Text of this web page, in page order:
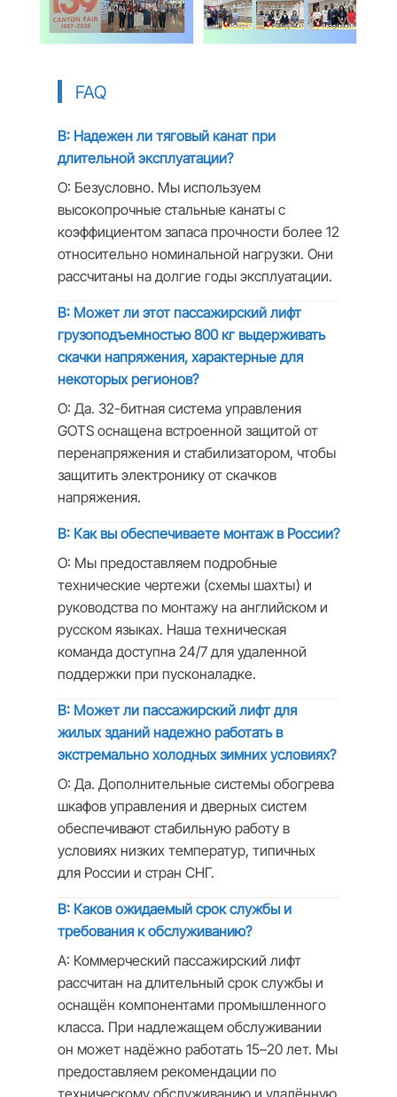
FAQ
В: Надежен ли тяговый канат при
длительной эксплуатации?
О: Безусловно. Мы используем
высокопрочные стальные канаты с
коэффициентом запаса прочности более 12
относительно номинальной нагрузки. Они
рассчитаны на долгие годы эксплуатации.
В: Может ли этот пассажирский лифт
грузоподъемностью 800 кг выдерживать
скачки напряжения, характерные для
некоторых регионов?
О: Да. 32-битная система управления
GOTS оснащена встроенной защитой от
перенапряжения и стабилизатором, чтобы
защитить электронику от скачков
напряжения.
В: Как вы обеспечиваете монтаж в России?
О: Мы предоставляем подробные
технические чертежи (схемы шахты) и
руководства по монтажу на английском и
русском языках. Наша техническая
команда доступна 24/7 для удаленной
поддержки при пусконаладке.
В: Может ли пассажирский лифт для
жилых зданий надежно работать в
экстремально холодных зимних условиях?
О: Да. Дополнительные системы обогрева
шкафов управления и дверных систем
обеспечивают стабильную работу в
условиях низких температур, типичных
для России и стран СНГ.
В: Каков ожидаемый срок службы и
требования к обслуживанию?
A: Коммерческий пассажирский лифт
рассчитан на длительный срок службы и
оснащён компонентами промышленного
класса. При надлежащем обслуживании
он может надёжно работать 15–20 лет. Мы
предоставляем рекомендации по
техническому обслуживанию и удалённую